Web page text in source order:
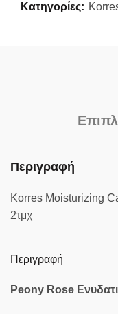
Κατηγορίες:
Περιγραφή
Korres Moisturizing
2τμχ
Περιγραφή
Peony Rose